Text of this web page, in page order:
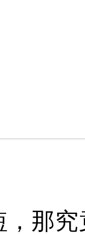
究